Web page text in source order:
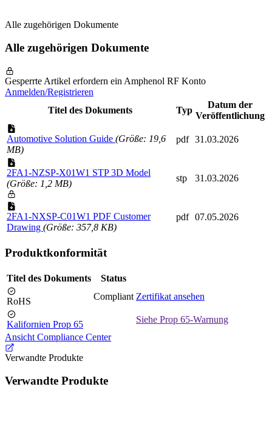
Alle zugehörigen Dokumente
Alle zugehörigen Dokumente
Gesperrte Artikel erfordern ein Amphenol RF Konto
Anmelden/Registrieren
Titel des Dokuments
Typ
Datum der
Veröffentlichung
Automotive Solution Guide (Größe: 19,6
MB)
pdf 31.03.2026
2FA1-NZSP-X01W1 STP 3D Model
(Größe: 1,2 MB)
stp 31.03.2026
2FA1-NXSP-C01W1 PDF Customer
Drawing (Größe: 357,8 KB)
pdf 07.05.2026
Produktkonformität
Titel des Dokuments Status
RoHS Compliant Zertifikat ansehen
Kalifornien Prop 65
Siehe Prop 65-Warnung
Ansicht Compliance Center
Verwandte Produkte
Verwandte Produkte